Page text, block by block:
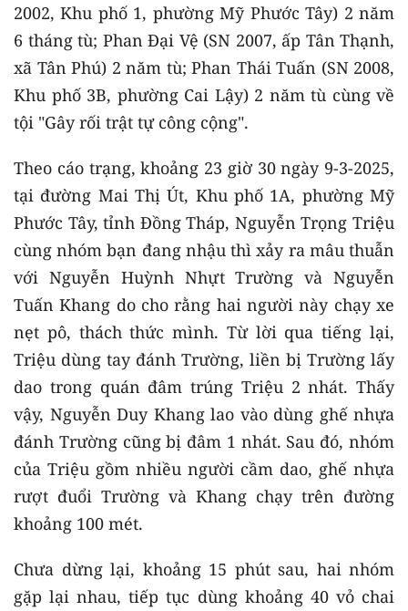
2002, Khu phố 1, phường Mỹ Phước Tây) 2 năm
6 tháng tù; Phan Đại Vệ (SN 2007, ấp Tân Thạnh,
xã Tân Phú) 2 năm tù; Phan Thái Tuấn (SN 2008,
Khu phố 3B, phường Cai Lậy) 2 năm tù cùng về
tội "Gây rối trật tự công cộng".
Theo cáo trạng, khoảng 23 giờ 30 ngày 9-3-2025,
tại đường Mai Thị Út, Khu phố 1A, phường Mỹ
Phước Tây, tỉnh Đồng Tháp, Nguyễn Trọng Triệu
cùng nhóm bạn đang nhậu thì xảy ra mâu thuẫn
với Nguyễn Huỳnh Nhựt Trường và Nguyễn
Tuấn Khang do cho rằng hai người này chạy xe
nẹt pô, thách thức mình. Từ lời qua tiếng lại,
Triệu dùng tay đánh Trường, liền bị Trường lấy
dao trong quán đâm trúng Triệu 2 nhát. Thấy
vậy, Nguyễn Duy Khang lao vào dùng ghế nhựa
đánh Trường cũng bị đâm 1 nhát. Sau đó, nhóm
của Triệu gồm nhiều người cầm dao, ghế nhựa
rượt đuổi Trường và Khang chạy trên đường
khoảng 100 mét.
Chưa dừng lại, khoảng 15 phút sau, hai nhóm
gặp lại nhau, tiếp tục dùng khoảng 40 vỏ chai